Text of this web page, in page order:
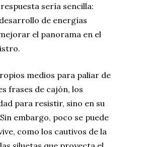
sería sencilla:
de energías
el panorama en el
medios para paliar de
frases de cajón, los
para resistir, sino en su
embargo, poco se puede
como los cautivos de la